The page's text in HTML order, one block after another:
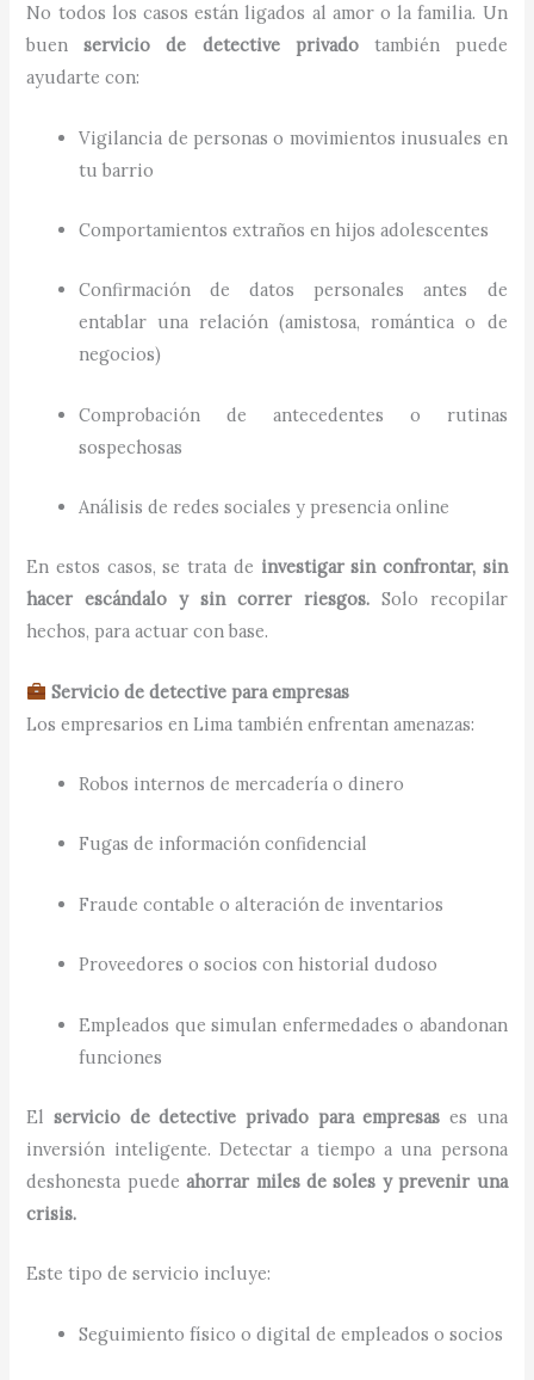
No todos los casos están ligados al amor o la familia. Un
buenservicio de detective privadotambién puede
ayudarte con:
Vigilancia de personas o movimientos inusuales en
tu barrio
Comportamientos extraños en hijos adolescentes
Confirmación de datos personales antes de
entablar una relación (amistosa, romántica o de
negocios)
Comprobación de antecedentes o rutinas
sospechosas
Análisis de redes sociales y presencia online
En estos casos, se trata de investigar sin confrontar, sin
hacer escándalo y sin correr riesgos.Solo recopilar
hechos, para actuar con base.
Servicio de detective para empresas
Los empresarios en Lima también enfrentan amenazas:
Robos internos de mercadería o dinero
Fugas de información confidencial
Fraude contable o alteración de inventarios
Proveedores o socios con historial dudoso
Empleados que simulan enfermedades o abandonan
funciones
Elservicio de detective privado para empresas es una
inversión inteligente. Detectar a tiempo a una persona
deshonesta puedeahorrar miles de soles y prevenir una
crisis.
Este tipo de servicio incluye:
Seguimiento físico o digital de empleados o socios